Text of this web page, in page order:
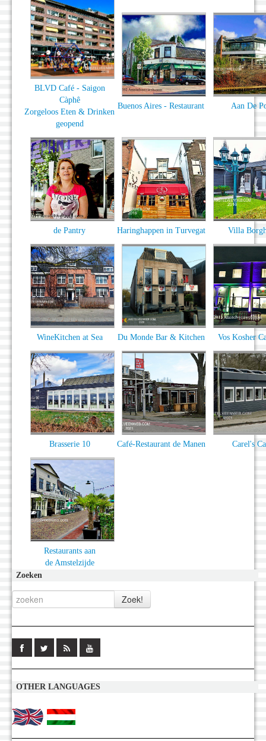
BLVD Café - Saigon
Càphê
Zorgeloos Eten & Drinken
geopend
Buenos Aires - Restaurant Aan De
de Pantry Haringhappen in Turvegat Villa
WineKitchen at Sea Du Monde Bar & Kitchen Vos Kosher
Brasserie 10 Café-Restaurant de Manen Carel's
Restaurants aan
de Amstelzijde
Zoeken
OTHER LANGUAGES